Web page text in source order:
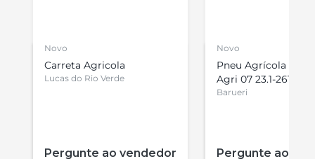
Novo
Carreta Agricola
Lucas do Rio Verde
Pergunte ao vendedor
Novo
Pneu Agrícola
Agri 07 23.1-26TL
Barueri
Pergunte ao